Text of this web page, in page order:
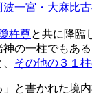
波一宮・大麻比
杵尊と共に降臨
神の一柱でもある
その他の３１
と書かれた境